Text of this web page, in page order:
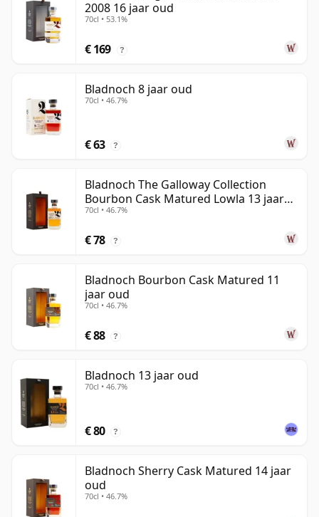
2008 16 jaar oud
70cl • 53.1%
€ 169 ?
Bladnoch 8 jaar oud
70cl • 46.7%
€ 63 ?
Bladnoch The Galloway Collection
Bourbon Cask Matured Lowla 13 jaar
oud
70cl • 46.7%
€ 78 ?
Bladnoch Bourbon Cask Matured 11
jaar oud
70cl • 46.7%
€ 88 ?
Bladnoch 13 jaar oud
70cl • 46.7%
€ 80 ?
Bladnoch Sherry Cask Matured 14 jaar
oud
70cl • 46.7%